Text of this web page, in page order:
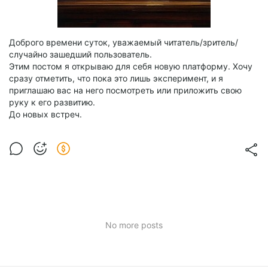
Доброго времени суток, уважаемый читатель/зритель/
случайно зашедший пользователь.
Этим постом я открываю для себя новую платформу. Хочу
сразу отметить, что пока это лишь эксперимент, и я
приглашаю вас на него посмотреть или приложить свою
руку к его развитию.
До новых встреч.
No more posts